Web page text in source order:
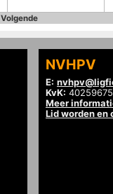
Volgende
NVHPV
E:
KvK: 40259675
Meer
Lid worden en